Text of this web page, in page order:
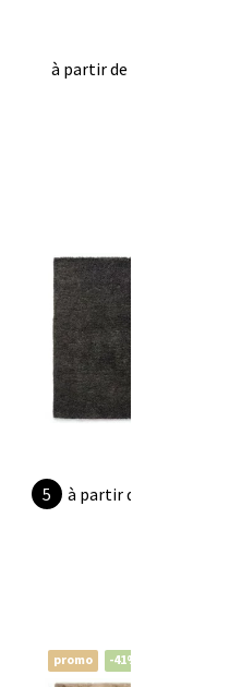
à partir de
à partir de
promo -41%